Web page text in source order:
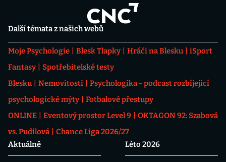
Další témata z našich webů
Moje Psychologie Blesk Tlapky Hráči na Blesku
iSport
Fantasy
Spotřebitelské testy
Blesku
Nemovitosti
Psychologika - podcast rozbíjející
psychologické mýty
Fotbalové přestupy
ONLINE
Eventový prostor Level 9
OKTAGON 92: Szabová
vs. Pudilová
Chance Liga 2026/27
Aktuálně
Léto 2026